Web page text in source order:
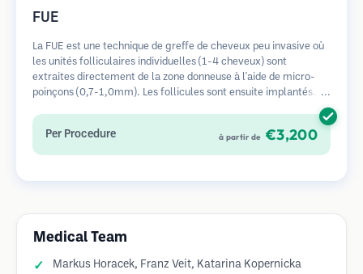
FUE
La FUE est une technique de greffe de cheveux peu invasive où
les unités folliculaires individuelles (1-4 cheveux) sont
extraites directement de la zone donneuse à l'aide de micro-
poinçons (0,7-1,0mm). Les follicules sont ensuite implantés
laisse de minuscules cicatrices à peine visibles et permet une
guérison plus rapide par rapport aux méthodes de prélèvement
en bandelette.
Per Procedure à partir de €3,200
Medical Team
Markus Horacek, Franz Veit, Katarina Kopernicka